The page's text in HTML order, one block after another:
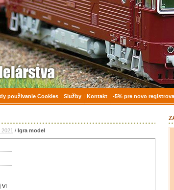
/ Igra model
VI
TT, H0, mašinky
použivanie Cookies Služby Kontakt -5% pre novo